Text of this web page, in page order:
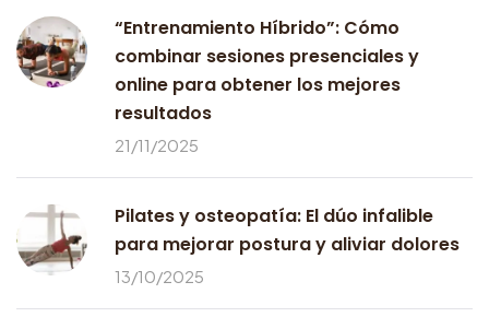
“Entrenamiento Híbrido”: Cómo
combinar sesiones presenciales y
online para obtener los mejores
resultados
21/11/2025
Pilates y osteopatía: El dúo infalible
para mejorar postura y aliviar dolores
13/10/2025